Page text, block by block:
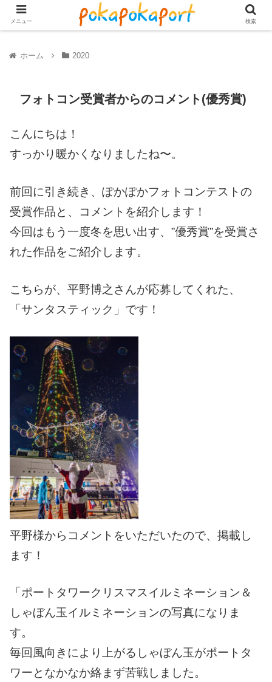
ホーム 2020
フォトコン受賞者からのコメント(優秀賞)
こんにちは！
すっかり暖かくなりましたね〜。
前回に引き続き、ぽかぽかフォトコンテストの
受賞作品と、コメントを紹介します！
今回はもう一度冬を思い出す、”優秀賞”を受賞さ
れた作品をご紹介します。
こちらが、平野博之さんが応募してくれた、
「サンタスティック」です！
平野様からコメントをいただいたので、掲載し
ます！
「ポートタワークリスマスイルミネーション＆
しゃぼん玉イルミネーションの写真になりま
す。
毎回風向きにより上がるしゃぼん玉がポートタ
ワーとなかなか絡ま ず苦戦しました。
メニュー 検索